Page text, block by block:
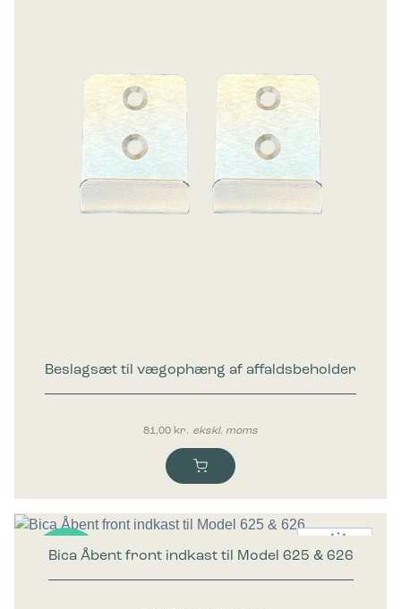
Beslagsæt til vægophæng af affaldsbeholder
81,00 kr. ekskl. moms
Bica Åbent front indkast til Model 625 & 626